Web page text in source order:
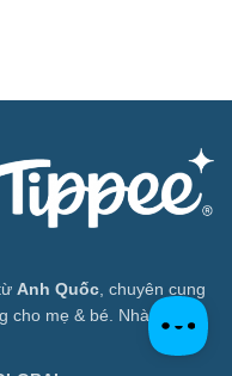
Anh Quốc, chuyên cung
mẹ & bé. Nhà máy